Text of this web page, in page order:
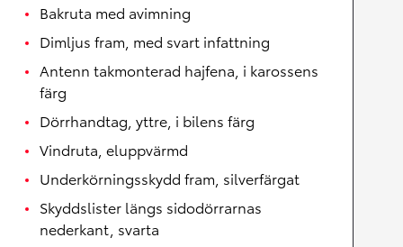
Bakruta med avimning
Dimljus fram, med svart infattning
Antenn takmonterad hajfena, i karossens
färg
Dörrhandtag, yttre, i bilens färg
Vindruta, eluppvärmd
Underkörningsskydd fram, silverfärgat
Skyddslister längs sidodörrarnas
nederkant, svarta